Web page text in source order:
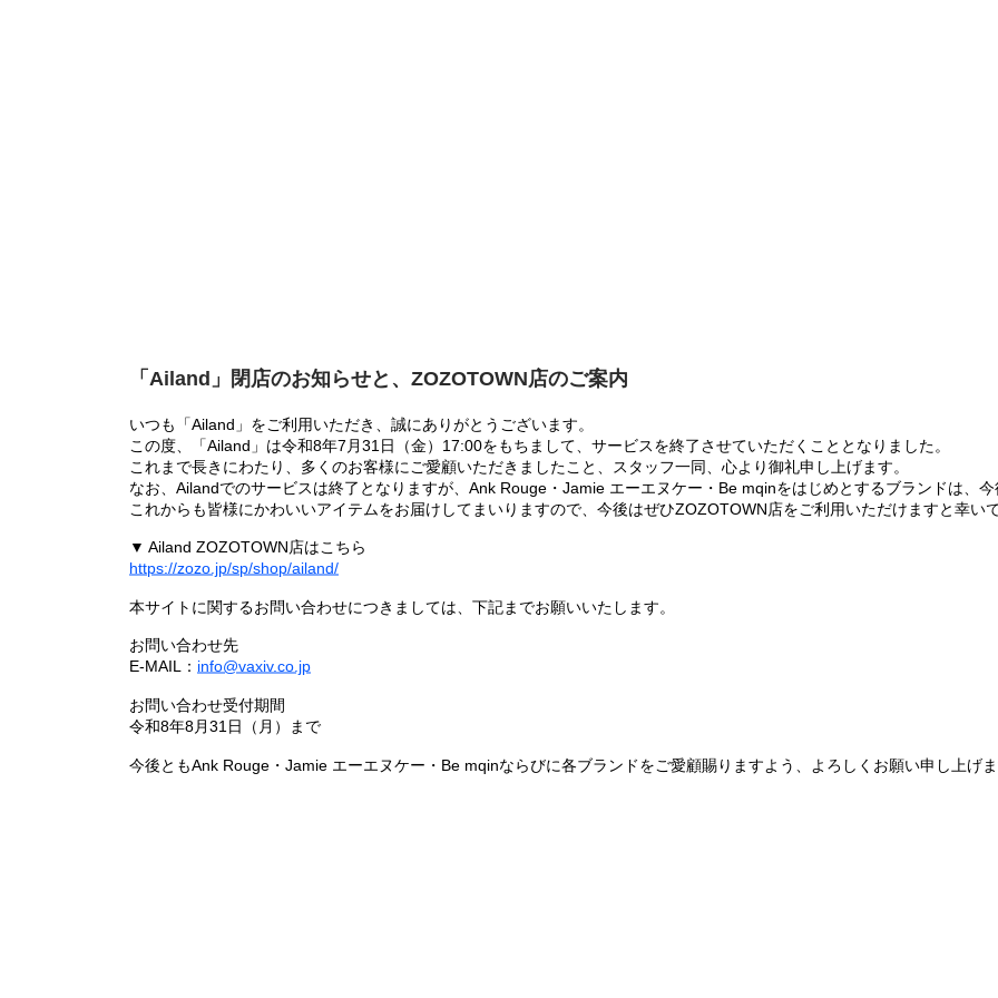
「Ailand」閉店のお知らせと、ZOZOTOWN店のご案内
いつも「Ailand」をご利用いただき、誠にありがとうございます。
この度、「Ailand」は令和8年7月31日（金）17:00をもちまして、サービスを終了させていただくこととなりました。
これまで長きにわたり、多くのお客様にご愛顧いただきましたこと、スタッフ一同、心より御礼申し上げます。
なお、Ailandでのサービスは終了となりますが、Ank Rouge・Jamie エーエヌケー・Be mqinをはじめとするブランドは、
これからも皆様にかわいいアイテムをお届けしてまいりますので、今後はぜひZOZOTOWN店をご利用いただけますと幸いで
▼ Ailand ZOZOTOWN店はこちら
https://zozo.jp/sp/shop/ailand/
本サイトに関するお問い合わせにつきましては、下記までお願いいたします。
お問い合わせ先
E-MAIL： info@vaxiv.co.jp
お問い合わせ受付期間
令和8年8月31日（月）まで
今後ともAnk Rouge・Jamie エーエヌケー・Be mqinならびに各ブランドをご愛顧賜りますよう、よろしくお願い申し上げま